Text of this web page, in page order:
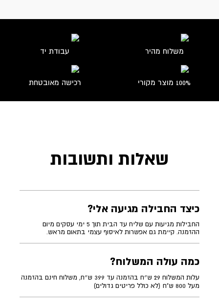
משלוח מהיר עבודת יד
100% מוצר מקורי רכישה מאובטחת
שאלות ותשובות
כיצד החבילה מגיעה אלי?
החבילות מגיעות עם שליח עד הבית תוך 5 ימי עסקים מיום
ההזמנה. קיימת גם אפשרות לאיסוף עצמי בתאום מראש.
כמה עולה המשלוח?
עלות המשלוח 29 ש״ח בהזמנה עד 399 ש״ח, משלוח חינם בהזמנה
מעל 800 ש"ח (לא כולל פריטים גדולים)